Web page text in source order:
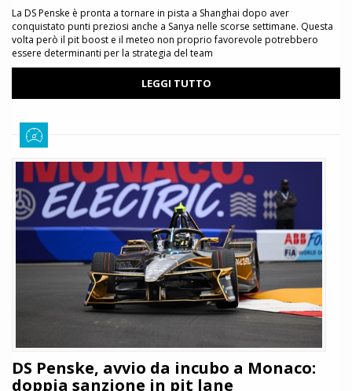
La DS Penske è pronta a tornare in pista a Shanghai dopo aver
conquistato punti preziosi anche a Sanya nelle scorse settimane. Questa
volta però il pit boost e il meteo non proprio favorevole potrebbero
essere determinanti per la strategia del team
LEGGI TUTTO
DS Penske, avvio da incubo a Monaco:
doppia sanzione in pit lane